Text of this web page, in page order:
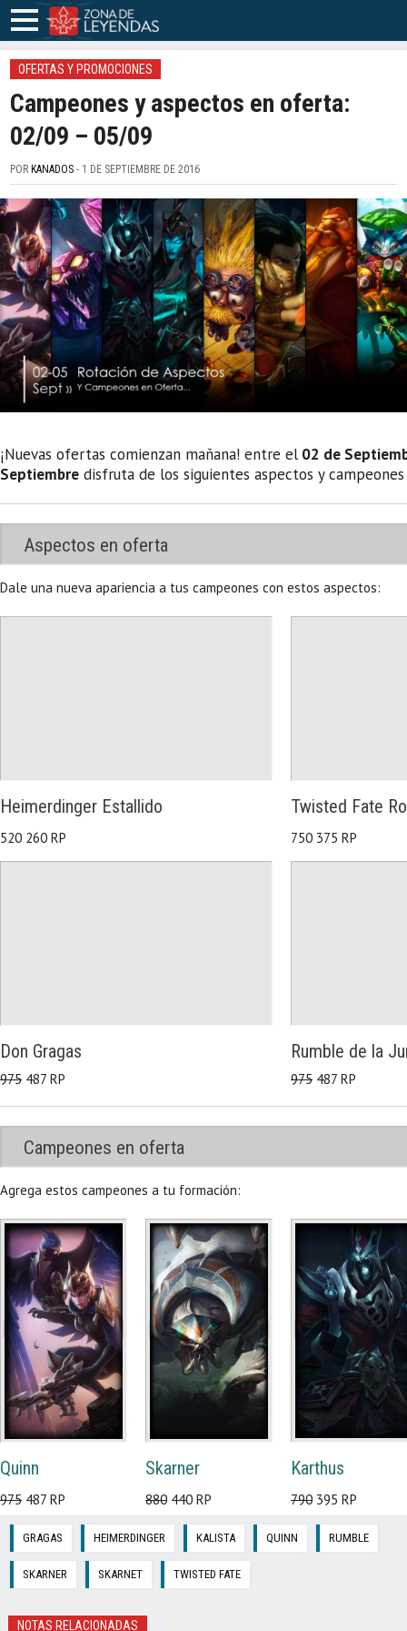
OFERTAS Y PROMOCIONES
Campeones y aspectos en oferta:
02/09 – 05/09
POR KANADOS - 1 DE SEPTIEMBRE DE 2016
¡Nuevas ofertas comienzan mañana! entre el 02 de
Septiembre disfruta de los siguientes aspectos y
Aspectos en oferta
Dale una nueva apariencia a tus campeones con estos aspectos:
Heimerdinger Estallido
520 260 RP
Twisted Fate
750 375 RP
Don Gragas
975 487 RP
Rumble de la
975 487 RP
Campeones en oferta
Agrega estos campeones a tu formación:
Quinn
975 487 RP
Skarner
880 440 RP
Karthus
790 395 RP
GRAGAS HEIMERDINGER KALISTA QUINN RUMBLE
SKARNER SKARNET TWISTED FATE
NOTAS RELACIONADAS